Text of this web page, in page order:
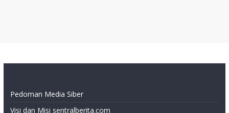
Pedoman Media Siber
Visi dan Misi sentralberita.com